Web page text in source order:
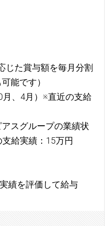
た賞与額を毎月分割
能です）
、4月）※直近の支給
スグループの業績状
給実績：15万円
績を評価して給与